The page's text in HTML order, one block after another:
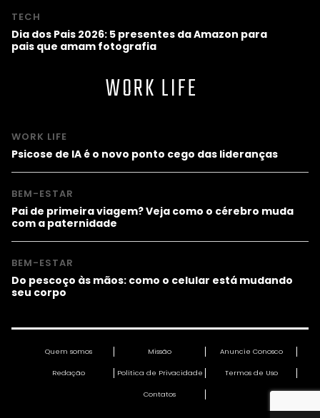
TECH
Dia dos Pais 2026: 5 presentes da Amazon para
pais que amam fotografia
WORK LIFE
WORK LIFE
Psicose de IA é o novo ponto cego das lideranças
BEM-ESTAR
Pai de primeira viagem? Veja como o cérebro muda
com a paternidade
BEM-ESTAR
Do pescoço às mãos: como o celular está mudando
seu corpo
Quem somos Missão Anuncie Conosco
Redação Política de Privacidade Termos de Uso
Contatos